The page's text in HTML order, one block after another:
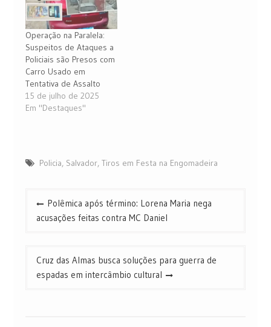
Operação na Paralela:
Suspeitos de Ataques a
Policiais são Presos com
Carro Usado em
Tentativa de Assalto
15 de julho de 2025
Em "Destaques"
Policia, Salvador, Tiros em Festa na Engomadeira
Navegação
de
Polêmica após término: Lorena Maria nega
acusações feitas contra MC Daniel
Cruz das Almas busca soluções para guerra de
espadas em intercâmbio cultural